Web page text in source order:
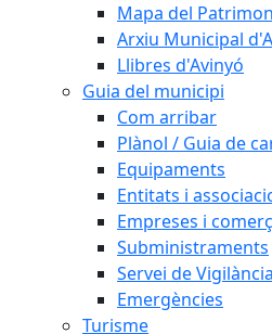
Mapa del
Arxiu Municipal
Llibres d'Avinyó
Guia del municipi
Com arribar
Plànol / Guia de
Equipaments
Entitats i
Empreses i
Subministraments
Servei de
Emergències
Turisme